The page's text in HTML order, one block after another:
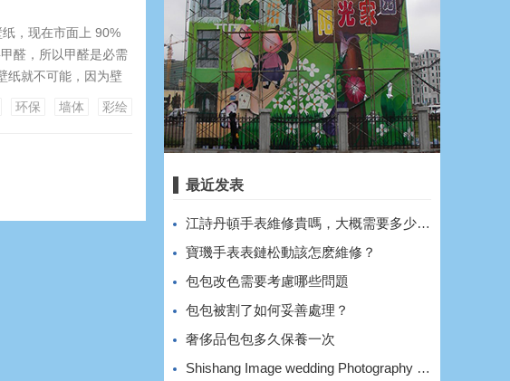
，现在市面上 90%
醛，所以甲醛是必需
纸就不可能，因为壁
纹，所以从环保来
环保 墙体 彩绘
最近发表
​江詩丹頓手表維修貴嗎，大概需要多少費用？
​寶璣手表表鏈松動該怎麽維修？
​包包改色需要考慮哪些問題
​包包被割了如何妥善處理？
​奢侈品包包多久保養一次
Shishang Image wedding Photography shooting style and effect